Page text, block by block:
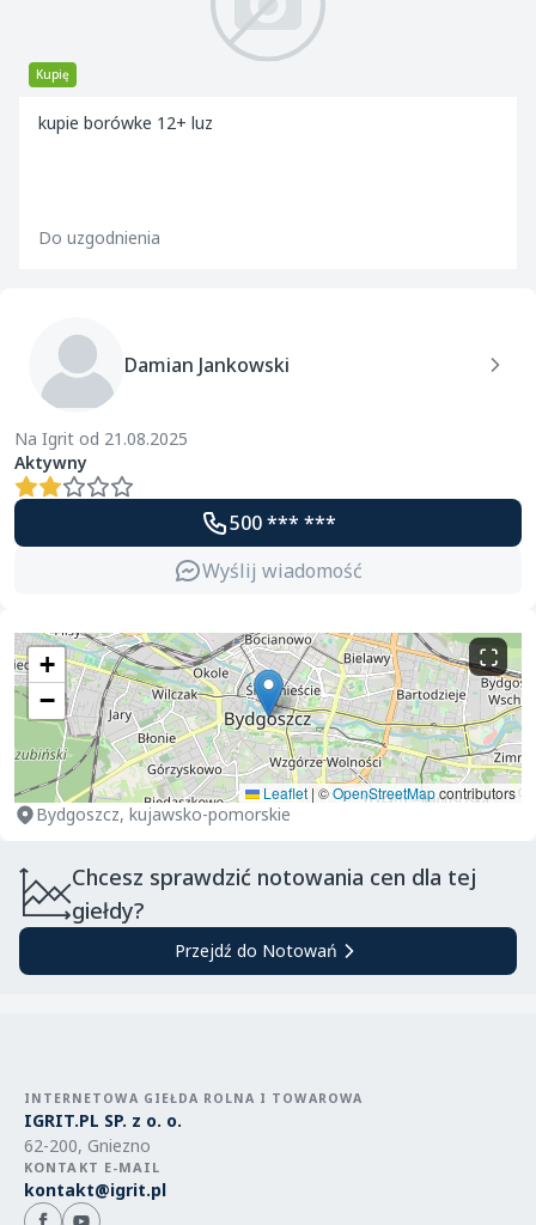
Kupię
kupie borówke 12+ luz
Do uzgodnienia
Damian Jankowski
Na Igrit od 21.08.2025
Aktywny
500 *** ***
Wyślij wiadomość
+
−
Leaflet | ©OpenStreetMapcontributors
Bydgoszcz, kujawsko-pomorskie
Chcesz sprawdzić notowania cen dla tej
giełdy?
Przejdź do Notowań
INTERNETOWA GIEŁDA ROLNA I TOWAROWA
IGRIT.PL SP. z o. o.
62-200, Gniezno
KONTAKT E-MAIL
kontakt@igrit.pl